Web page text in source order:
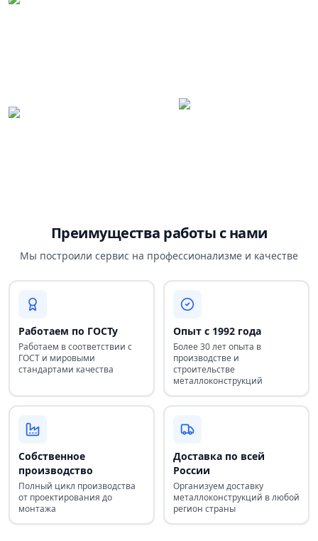
Преимущества работы с нами
Мы построили сервис на профессионализме и качестве
Работаем по ГОСТу
Работаем в соответствии с
ГОСТ и мировыми
стандартами качества
Опыт с 1992 года
Более 30 лет опыта в
производстве и
строительстве
металлоконструкций
Собственное
производство
Полный цикл производства
от проектирования до
монтажа
Доставка по всей
России
Организуем доставку
металлоконструкций в любой
регион страны